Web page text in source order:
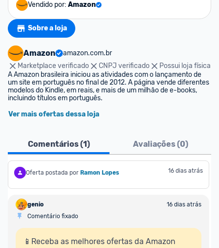
Vendido por: Amazon
Sobre a loja
Amazon
amazon.com.br
Marketplace verificado
CNPJ verificado
Possui loja física
A Amazon brasileira iniciou as atividades com o lançamento de
um site em português no final de 2012. A página vende diferentes
modelos do Kindle, em reais, e mais de um milhão de e-books,
incluindo títulos em português.
Ver mais ofertas dessa loja
Comentários (1) Avaliações (0)
Oferta postada por Ramon Lopes 16 dias atrás
genio
16 dias atrás
Comentário fixado
📱Receba as melhores ofertas da Amazon